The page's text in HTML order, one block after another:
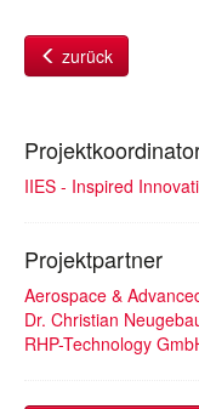
zurück
IIES - Inspired
Projektpartner
Aerospace &
Dr. Christian
RHP-Technology